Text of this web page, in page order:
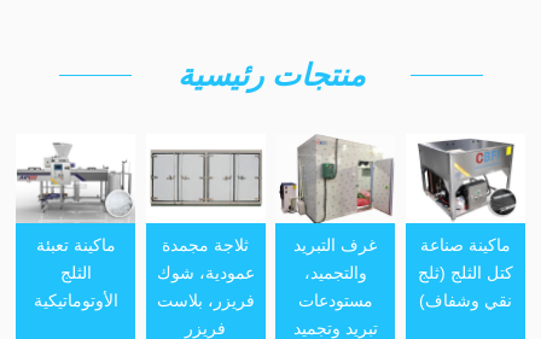
منتجات رئيسية
ماكينة صناعة
كتل الثلج (ثلج
نقي وشفاف)
غرف التبريد
والتجميد،
مستودعات
تبريد وتجميد
ثلاجة مجمدة
عمودية، شوك
فريزر، بلاست
فريزر
ماكينة تعبئة
الثلج
الأوتوماتيكية